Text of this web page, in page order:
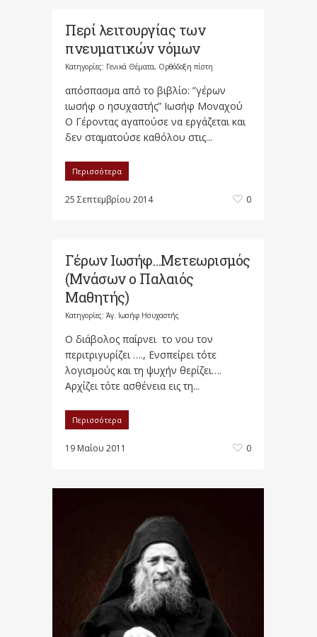
Περί λειτουργίας των
πνευματικών νόμων
Κατηγορίες: Γενικά Θέματα, Ορθόδοξη πίστη
απόσπασμα από το βιβλίο: ”γέρων
ιωσήφ ο ησυχαστής” Ιωσήφ Μοναχού
Ο Γέροντας αγαπούσε να εργάζεται και
δεν σταματούσε καθόλου στις...
Περισσότερα
25 Σεπτεμβρίου 2014 0
Γέρων Ιωσήφ…Μετεωρισμός
(Μνάσων ο Παλαιός
Μαθητής)
Κατηγορίες: Άγ. Ιωσήφ Ησυχαστής
Ο διάβολος παίρνει το νου τον
περιτριγυρίζει …., Ενσπείρει τότε
λογισμούς και τη ψυχήν θερίζει….
Αρχίζει τότε ασθένεια εις τη...
Περισσότερα
19 Μαΐου 2011 0